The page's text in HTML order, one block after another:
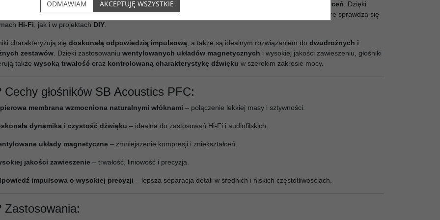
naturalnymi włóknami w celu uzyskaniaoptymalnej sztywności niższego poziomu zniekształceń . Dzięki
lekkiej konstrukcjiznaturalnym tłumieniem, głośniki PFC oferują
, które sprawdza się
Hi-Fi , jak i w projektach DIY
charakteryzują się doskonałą odpowiedzią impulsową , a także są idealnym rozwiązaniem do dwudrożnych i
zestawów . Dzięki zastosowaniu wentylowanych układów magnetycznych i wysokiej jakości zawieszeniu, głośniki
także wysoką trwałość oraz kontrolowaną charakterystykę dźwięku w szerokim zakresie mocy.
Cechy głośników SB Acoustics PFC:
membrana wzmocniona naturalnymi włóknami – połączenie lekkiej masy i sztywności.
dynamika i czystość dźwięku – idealna do zastosowań Hi-Fi i audiofilskich.
układy magnetyczne – zmniejszenie kompresji i zniekształceń.
jakości zawieszenie – trwałość, liniowość i precyzja.
impulsowa o wysokiej precyzji – lepsza separacja detali w średnich i niskich częstotliwościach.
Zastosowania:
ODMAWIAM AKCEPTUJĘ WSZYSTKIE